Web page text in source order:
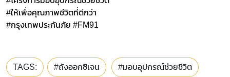
#ให้เพื่อคุณภาพชีวิตที่ดีกว่า
#กรุงเทพประกันภัย #FM91
TAGS: #ถังออกซิเจน #มอบอุปกรณ์ช่วยชีวิต